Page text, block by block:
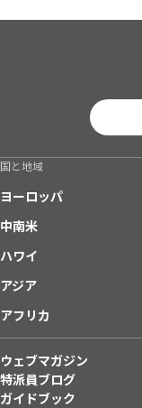
国と地域
ヨーロッパ
中南米
ハワイ
アジア
アフリカ
ウェブマガジン
特派員ブログ
ガイドブック